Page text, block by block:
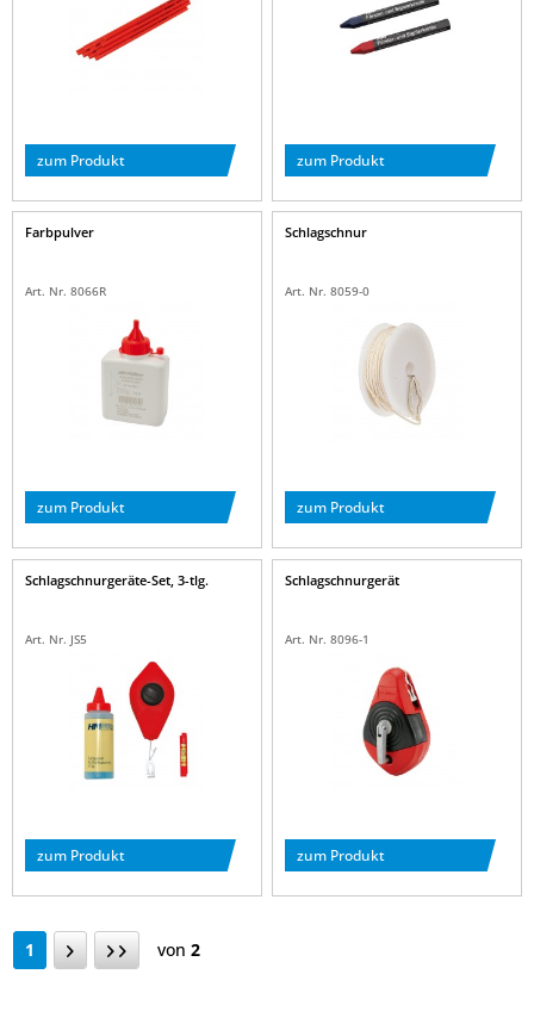
zum Produkt zum Produkt
Farbpulver
Art. Nr. 8066R
zum Produkt
Schlagschnur
Art. Nr. 8059-0
zum Produkt
Schlagschnurgeräte-Set, 3-tlg.
Art. Nr. JS5
zum Produkt
Schlagschnurgerät
Art. Nr. 8096-1
zum Produkt
1 von 2